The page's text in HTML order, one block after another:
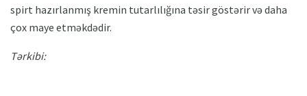
spirt hazırlanmış kremin tutarlılığına təsir göstərir və daha
çox maye etməkdədir.
Tərkibi: